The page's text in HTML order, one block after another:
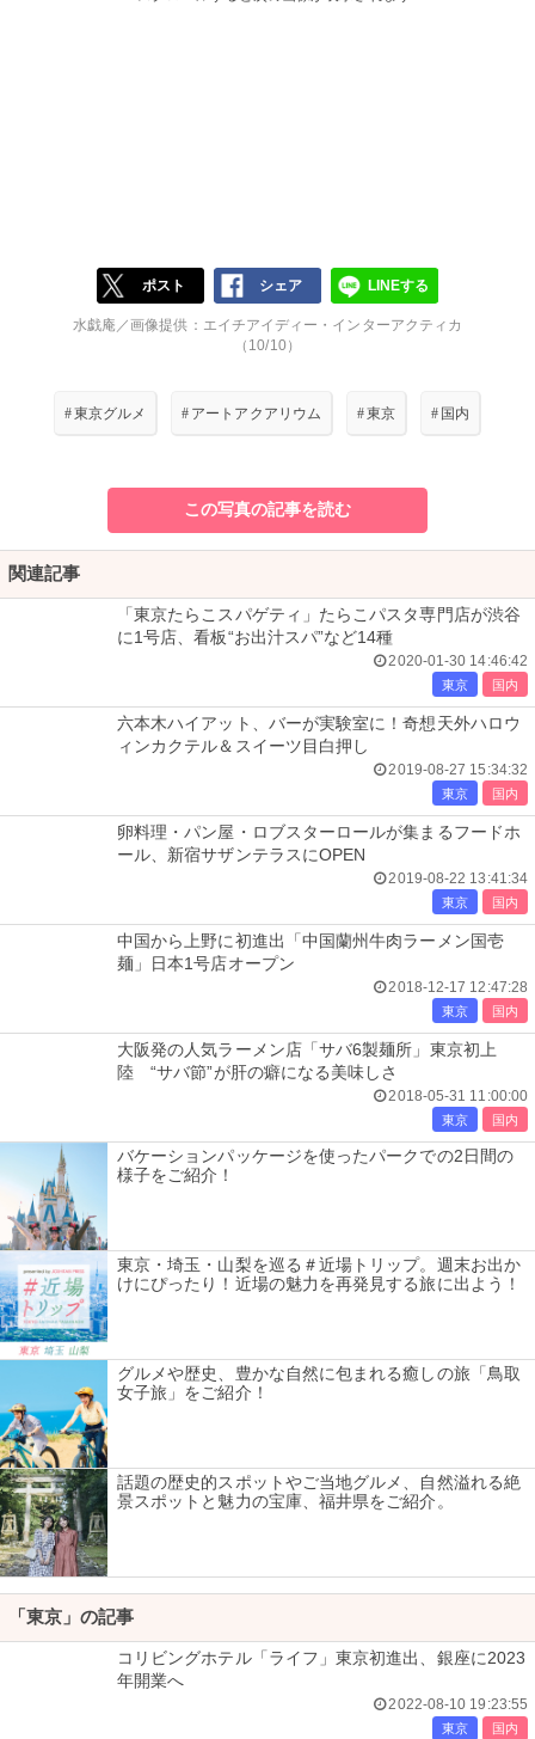
ポスト シェア LINEする
水戯庵／画像提供：エイチアイディー・インターアクティカ
（10/10）
#東京グルメ # アートアクアリウム #東京 # 国内
この写真の記事を読む
関連記事
「東京たらこスパゲティ」たらこパスタ専門店が渋谷
に1号店、看板“お出汁スパ”など14種
2020-01-30 14:46:42
東京 国内
六本木ハイアット、バーが実験室に！奇想天外ハロウ
ィンカクテル＆スイーツ目白押し
2019-08-27 15:34:32
東京 国内
卵料理・パン屋・ロブスターロールが集まるフードホ
ール、新宿サザンテラスにOPEN
2019-08-22 13:41:34
東京 国内
中国から上野に初進出「中国蘭州牛肉ラーメン国壱
麺」日本1号店オープン
2018-12-17 12:47:28
東京 国内
大阪発の人気ラーメン店「サバ6製麺所」東京初上
陸 “サバ節”が肝の癖になる美味しさ
2018-05-31 11:00:00
東京 国内
バケーションパッケージを使ったパークでの2日間の
様子をご紹介！
東京・埼玉・山梨を巡る＃近場トリップ。週末お出か
けにぴったり！近場の魅力を再発見する旅に出よう！
グルメや歴史、豊かな自然に包まれる癒しの旅「鳥取
女子旅」をご紹介！
話題の歴史的スポットやご当地グルメ、自然溢れる絶
景スポットと魅力の宝庫、福井県をご紹介。
「東京」の記事
コリビングホテル「ライフ」東京初進出、銀座に2023
年開業へ
2022-08-10 19:23:55
東京 国内